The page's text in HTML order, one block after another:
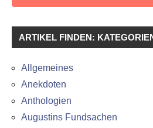
ARTIKEL FINDEN:
Allgemeines
Anekdoten
Anthologien
Augustins Fundsachen